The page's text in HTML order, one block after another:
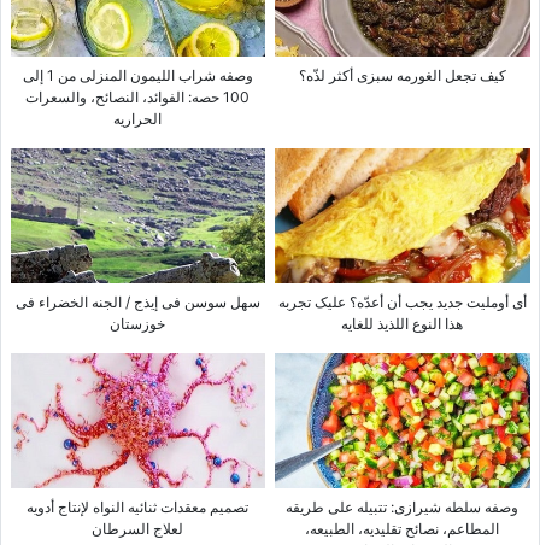
کیف تجعل الغورمه سبزی أکثر لذّه؟
وصفه شراب اللیمون المنزلی من 1 إلى
100 حصه: الفوائد، النصائح، والسعرات
الحراریه
أی أوملیت جدید یجب أن أعدّه؟ علیک تجربه
هذا النوع اللذیذ للغایه
سهل سوسن فی إیذج / الجنه الخضراء فی
خوزستان
وصفه سلطه شیرازی: تتبیله على طریقه
المطاعم، نصائح تقلیدیه، الطبیعه،
تصمیم معقدات ثنائیه النواه لإنتاج أدویه
لعلاج السرطان